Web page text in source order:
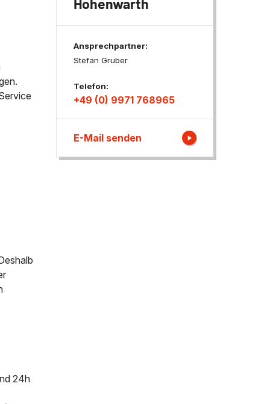
24h
Hohenwarth
Ansprechpartner:
Stefan Gruber
Telefon:
+49 (0) 9971 768965
E-Mail senden